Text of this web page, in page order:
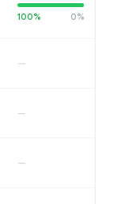
100% 0%
—
—
—